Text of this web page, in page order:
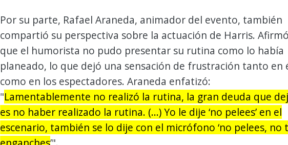
Por su parte, Rafael Araneda, animador del evento, también
compartió su perspectiva sobre la actuación de Harris.
que el humorista no pudo presentar su rutina como lo había
planeado, lo que dejó una sensación de frustración tanto en
como en los espectadores. Araneda enfatizó:
"Lamentablemente no realizó la rutina, la gran deuda que
es no haber realizado la rutina. (...) Yo le dije ‘no pelees’ en el
escenario, también se lo dije con el micrófono ‘no pelees, no